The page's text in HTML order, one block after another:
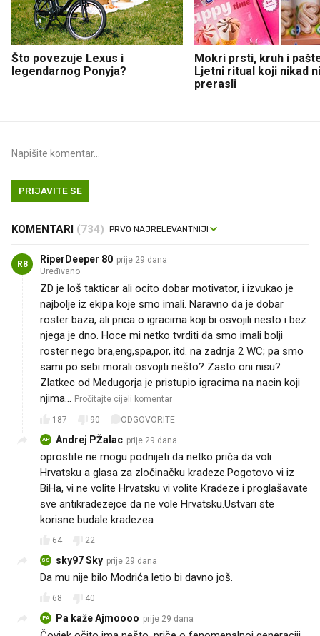
Što povezuje Lexus i
legendarnog Ponyja?
Mokri prsti, kruh i
Ljetni ritual koji nikad
prerasli
PRIJAVITE SE
KOMENTARI (734)
R8 RiperDeeper 80 prije 29 dana
Uređivano
ZD je loš takticar ali ocito dobar motivator, i izvukao je
najbolje iz ekipa koje smo imali. Naravno da je dobar
roster baza, ali prica o igracima koji bi osvojili nesto i bez
njega je dno. Hoce mi netko tvrditi da smo imali bolji
roster nego bra,eng,spa,por, itd. na zadnja 2 WC; pa smo
sami po sebi morali osvojiti nešto? Zasto oni nisu?
Zlatkec od Medugorja je pristupio igracima na nacin koji
njima…
Pročitajte cijeli komentar
187 90 ODGOVORITE
AP Andrej PŽalac prije 29 dana
oprostite ne mogu podnijeti da netko priča da voli
Hrvatsku a glasa za zločinačku kradeze.Pogotovo vi iz
BiHa, vi ne volite Hrvatsku vi volite Kradeze i proglašavate
sve antikradezejce da ne vole Hrvatsku.Ustvari ste
korisne budale kradezea
64 22
SS sky97 Sky prije 29 dana
Da mu nije bilo Modrića letio bi davno još.
68 40
PA Pa kaže Ajmoooo prije 29 dana